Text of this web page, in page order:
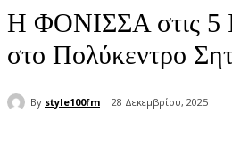
Η ΦΟΝΙΣΣΑ στις 5
στο Πολύκεντρο
By style100fm 28 Δεκεμβρίου, 2025